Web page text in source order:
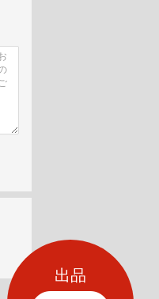
出品